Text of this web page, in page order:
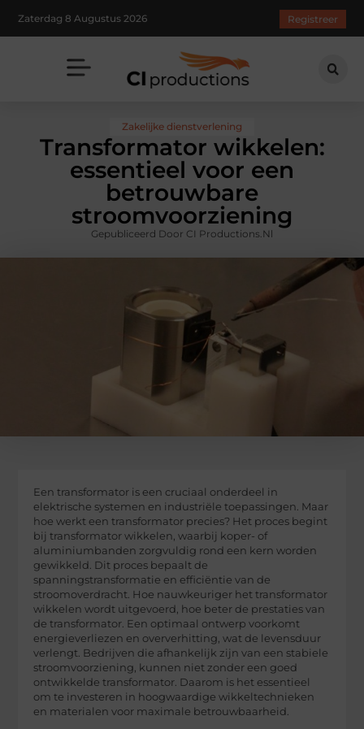
Zaterdag 8 Augustus 2026 Registreer
Zakelijke dienstverlening
Transformator wikkelen:
essentieel voor een
betrouwbare
stroomvoorziening
Gepubliceerd Door CI Productions.nl
Een transformator is een cruciaal onderdeel in
elektrische systemen en industriële toepassingen. Maar
hoe werkt een transformator precies? Het proces begint
bij transformator wikkelen, waarbij koper- of
aluminiumbanden zorgvuldig rond een kern worden
gewikkeld. Dit proces bepaalt de
spanningstransformatie en efficiëntie van de
stroomoverdracht. Hoe nauwkeuriger het transformator
wikkelen wordt uitgevoerd, hoe beter de prestaties van
de transformator. Een optimaal ontwerp voorkomt
energieverliezen en oververhitting, wat de levensduur
verlengt. Bedrijven die afhankelijk zijn van een stabiele
stroomvoorziening, kunnen niet zonder een goed
ontwikkelde transformator. Daarom is het essentieel
om te investeren in hoogwaardige wikkeltechnieken
en materialen voor maximale betrouwbaarheid.